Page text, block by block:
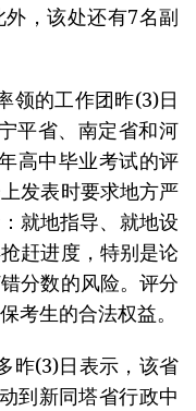
，该处还有7名副
领的工作团昨(3)日
平省、南定省和河
高中毕业考试的评
发表时要求地方严
就地指导、就地设
赶进度，特别是论
分数的风险。评分
考生的合法权益。
昨(3)日表示，该省
到新同塔省行政中